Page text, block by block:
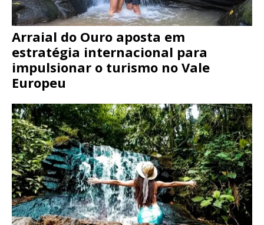
Arraial do Ouro aposta em
estratégia internacional para
impulsionar o turismo no Vale
Europeu